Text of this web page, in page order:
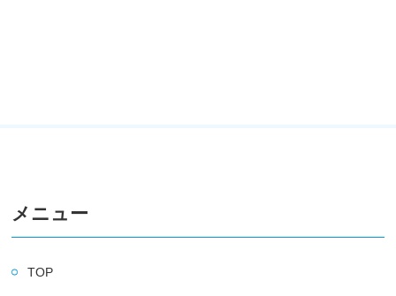
メニュー
TOP